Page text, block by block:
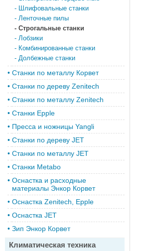
- Шлифовальные станки
- Ленточные пилы
- Строгальные станки
- Лобзики
- Комбинированные станки
- Долбежные станки
• Станки по металлу Корвет
• Cтанки по дереву Zenitech
• Cтанки по металлу Zenitech
• Станки Epple
• Пресса и ножницы Yangli
• Станки по дереву JET
• Станки по металлу JET
• Станки Metabo
• Оснастка и расходные
материалы Энкор Корвет
• Оснастка Zenitech, Epple
• Оснастка JET
• Зип Энкор Корвет
Климатическая техника